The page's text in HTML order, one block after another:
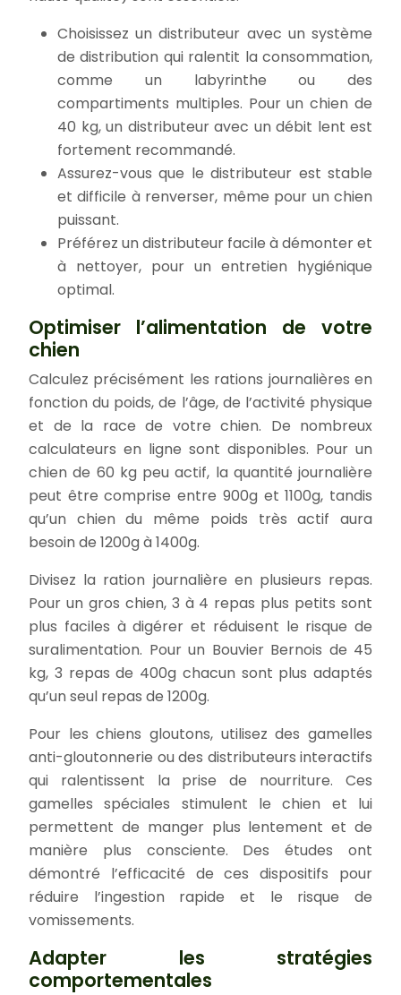
Choisissez un distributeur avec un système
de distribution qui ralentit la consommation,
comme un labyrinthe ou des
compartiments multiples. Pour un chien de
40 kg, un distributeur avec un débit lent est
fortement recommandé.
Assurez-vous que le distributeur est stable
et difficile à renverser, même pour un chien
puissant.
Préférez un distributeur facile à démonter et
à nettoyer, pour un entretien hygiénique
optimal.
Optimiser l’alimentation de votre
chien
Calculez précisément les rations journalières en
fonction du poids, de l’âge, de l’activité physique
et de la race de votre chien. De nombreux
calculateurs en ligne sont disponibles. Pour un
chien de 60 kg peu actif, la quantité journalière
peut être comprise entre 900g et 1100g, tandis
qu’un chien du même poids très actif aura
besoin de 1200g à 1400g.
Divisez la ration journalière en plusieurs repas.
Pour un gros chien, 3 à 4 repas plus petits sont
plus faciles à digérer et réduisent le risque de
suralimentation. Pour un Bouvier Bernois de 45
kg, 3 repas de 400g chacun sont plus adaptés
qu’un seul repas de 1200g.
Pour les chiens gloutons, utilisez des gamelles
anti-gloutonnerie ou des distributeurs interactifs
qui ralentissent la prise de nourriture. Ces
gamelles spéciales stimulent le chien et lui
permettent de manger plus lentement et de
manière plus consciente. Des études ont
démontré l’efficacité de ces dispositifs pour
réduire l’ingestion rapide et le risque de
vomissements.
Adapter les stratégies
comportementales